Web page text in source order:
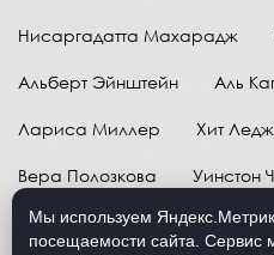
Нисаргадатта Махарадж
Альберт Эйнштейн Аль
Лариса Миллер Хит
Вера Полозкова Уинстон
Марк Твен Расул
Мы используем
посещаемости сайта. Сервис